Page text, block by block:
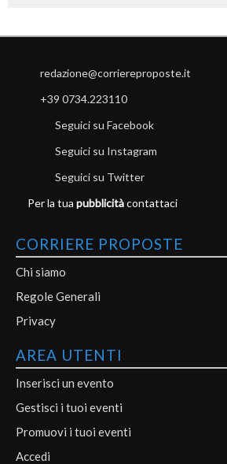
redazione@corriereproposte.it
+39 0734.223110
Seguici su Facebook
Seguici su Instagram
Seguici su Twitter
Per la tua pubblicitàcontattaci
CORRIERE PROPOSTE
Chi siamo
Regole Generali
Privacy
AREA UTENTI
Inserisci un evento
Gestisci i tuoi eventi
Promuovi i tuoi eventi
Accedi